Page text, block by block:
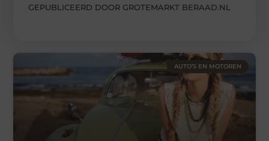
GEPUBLICEERD DOOR GROTEMARKT BERAAD.NL
AUTO’S EN MOTOREN